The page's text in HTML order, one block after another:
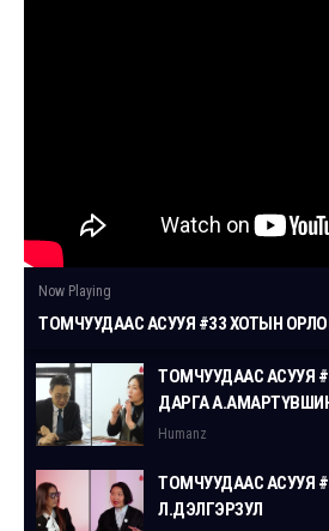
Now Playing
ТОМЧУУДААС АСУУЯ
ДАРГА
Humanz
ТОМЧУУДААС АСУУЯ
Л.ДЭЛГЭРЗУЛ